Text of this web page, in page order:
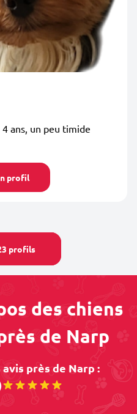
ans, un peu timide
profil
profils
des chiens
de Narp
près de Narp :